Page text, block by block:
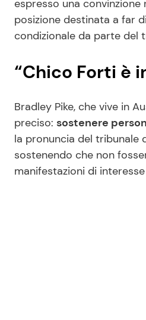
espresso una
posizione destinata a far
condizionale da parte del
“Chico Forti è
Bradley Pike, che vive in
preciso: sostenere
la pronuncia del tribunale
sostenendo che non
manifestazioni di